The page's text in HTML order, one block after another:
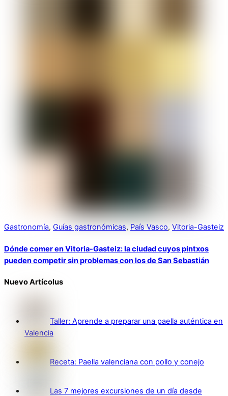
Gastronomía, Guías gastronómicas, País Vasco, Vitoria-Gasteiz
Dónde comer en Vitoria-Gasteiz: la ciudad cuyos pintxos
pueden competir sin problemas con los de San Sebastián
Nuevo Artícolus
Taller: Aprende a preparar una paella auténtica en
Valencia
Receta: Paella valenciana con pollo y conejo
Las 7 mejores excursiones de un día desde